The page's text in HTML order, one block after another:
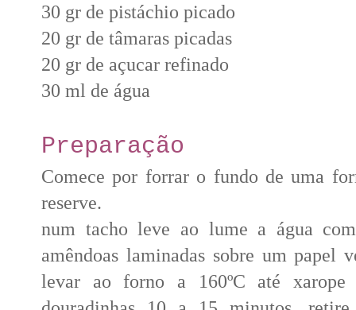
30 gr de pistáchio picado
20 gr de tâmaras picadas
20 gr de açucar refinado
30 ml de água
Preparação
Comece por forrar o fundo de uma
reserve.
num tacho leve ao lume a água
amêndoas laminadas sobre um papel
levar ao forno a 160ºC até xarope